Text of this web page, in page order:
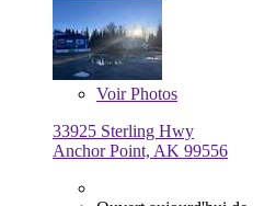
VoirPhotos
33925 Sterling Hwy
Anchor Point, AK 99556